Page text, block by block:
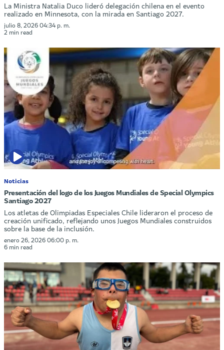
La Ministra Natalia Duco lideró delegación chilena en el evento
realizado en Minnesota, con la mirada en Santiago 2027.
julio 8, 2026 04:34 p. m.
2 min read
Noticias
Presentación del logo de los Juegos Mundiales de Special Olympics
Santiago 2027
Los atletas de Olimpiadas Especiales Chile lideraron el proceso de
creación unificado, reflejando unos Juegos Mundiales construidos
sobre la base de la inclusión.
enero 26, 2026 06:00 p. m.
6 min read